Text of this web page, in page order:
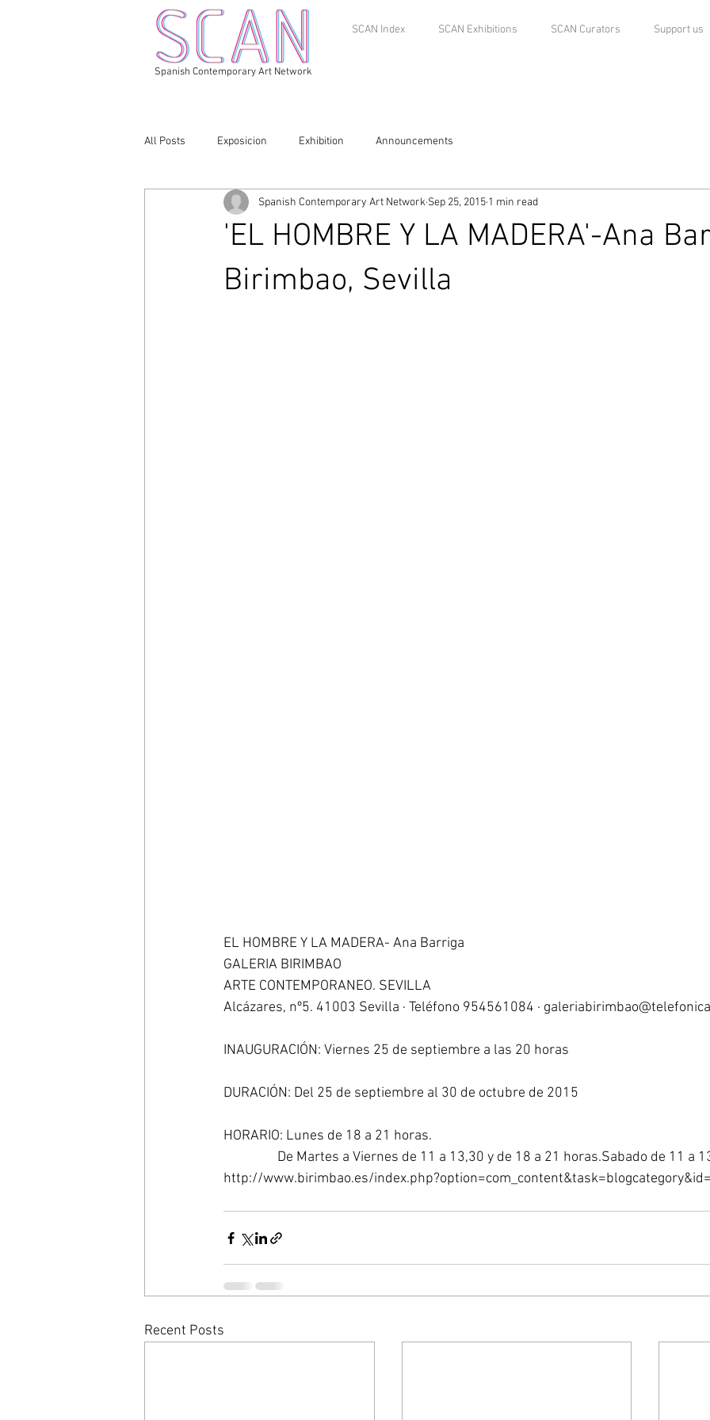
SCAN Index SCAN Exhibitions SCAN Curators Support us
Spanish Contemporary Art Network
All Posts Exposicion Exhibition Announcements
'EL HOMBRE Y LA MADERA'-Ana
Birimbao, Sevilla
Spanish Contemporary Art Network Sep 25, 2015 1 min read
EL HOMBRE Y LA MADERA- Ana Barriga
GALERIA BIRIMBAO
ARTE CONTEMPORANEO. SEVILLA
Alcázares, nº5. 41003 Sevilla · Teléfono 954561084 ·
INAUGURACIÓN: Viernes 25 de septiembre a las 20 horas
DURACIÓN: Del 25 de septiembre al 30 de octubre de 2015
HORARIO: Lunes de 18 a 21 horas.
De Martes a Viernes de 11 a 13,30 y de 18 a 21 horas.Sabado de 11 a
http://www.birimbao.es/
Recent Posts